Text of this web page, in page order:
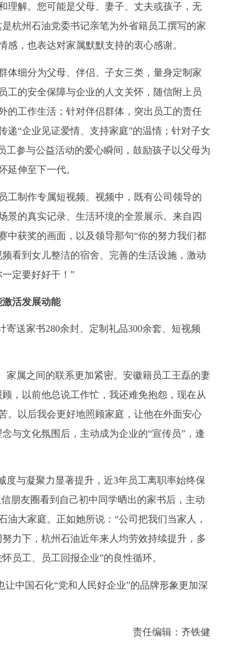
理解。您可能是父母、妻子、丈夫或孩子，无
杭州石油党委书记亲笔为外省籍员工撰写的家
，也表达对家属默默支持的衷心感谢。
细分为父母、伴侣、子女三类，量身定制家
工的安全保障与企业的人文关怀，随信附上员
的工作生活；针对伴侣群体，突出员工的责任
递“企业见证爱情、支持家庭”的温情；针对子女
工参与公益活动的爱心瞬间，鼓励孩子以父母为
延伸至下一代。
制作专属短视频。视频中，既有公司领导的
景的真实记录、生活环境的全景展示。来自四
中获奖的画面，以及领导那句“你的努力我们都
看到女儿整洁的宿舍、完善的生活设施，激动
定要好好干！”
激活发展动能
送家书280余封、定制礼品300余套、短视频
属之间的联系更加紧密。安徽籍员工王磊的妻
，以前他总说工作忙，我还难免抱怨，现在从
。以后我会更好地照顾家庭，让他在外面安心
与文化氛围后，主动成为企业的“宣传员”，逢
与凝聚力显著提升，近3年员工离职率始终保
朋友圈看到自己初中同学晒出的家书后，主动
大家庭。正如她所说：“公司把我们当家人，
力下，杭州石油近年来人均劳效持续提升，多
员工、员工回报企业”的良性循环。
中国石化“党和人民好企业”的品牌形象更加深
责任编辑：齐铁健